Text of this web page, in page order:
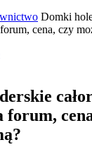
Domki
cena, czy
forum,